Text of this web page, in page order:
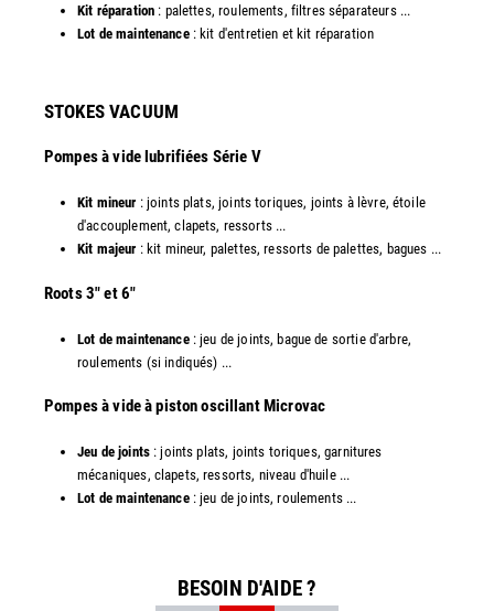
Kit réparation : palettes, roulements, filtres séparateurs ...
Lot de maintenance: kit d'entretien et kit réparation​
STOKES VACUUM
Pompes à vide lubrifiées Série V
Kit mineur : joints plats, joints toriques, joints à lèvre, étoile
d'accouplement, clapets, ressorts ...
Kit majeur : kit mineur, palettes, ressorts de palettes, bagues ...
​Roots 3" et 6"
Lot de maintenance: jeu de joints, bague de sortie d'arbre,
roulements (si indiqués) ...
​​Pompes à vide à piston oscillant Microvac
Jeu de joints: joints plats, joints toriques, garnitures
mécaniques, clapets, ressorts, niveau d'huile ...
Lot de maintenance: jeu de joints, roulements ...
BESOIN D'AIDE ?